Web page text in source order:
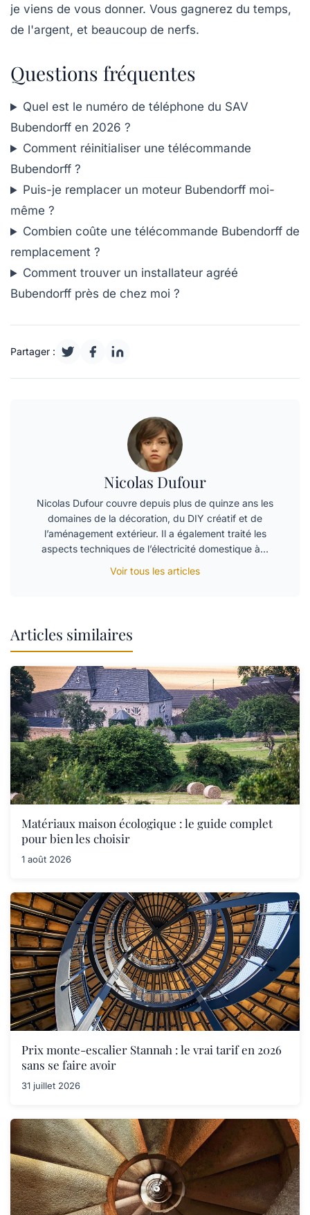
je viens de vous donner. Vous gagnerez du temps,
de l'argent, et beaucoup de nerfs.
Questions fréquentes
Quel est le numéro de téléphone du SAV
Bubendorff en 2026 ?
Comment réinitialiser une télécommande
Bubendorff ?
Puis-je remplacer un moteur Bubendorff moi-
même ?
Combien coûte une télécommande Bubendorff de
remplacement ?
Comment trouver un installateur agréé
Bubendorff près de chez moi ?
Partager :
Nicolas Dufour
Nicolas Dufour couvre depuis plus de quinze ans les
domaines de la décoration, du DIY créatif et de
l’aménagement extérieur. Il a également traité les
aspects techniques de l’électricité domestique à…
Voir tous les articles
Articles similaires
Matériaux maison écologique : le guide complet
pour bien les choisir
1 août 2026
Prix monte-escalier Stannah : le vrai tarif en 2026
sans se faire avoir
31 juillet 2026